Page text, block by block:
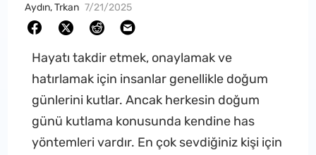
Aydın, Trkan 7/21/2025
Hayatı takdir etmek, onaylamak ve
hatırlamak için insanlar genellikle doğum
günlerini kutlar. Ancak herkesin doğum
günü kutlama konusunda kendine has
yöntemleri vardır. En çok sevdiğiniz kişi için